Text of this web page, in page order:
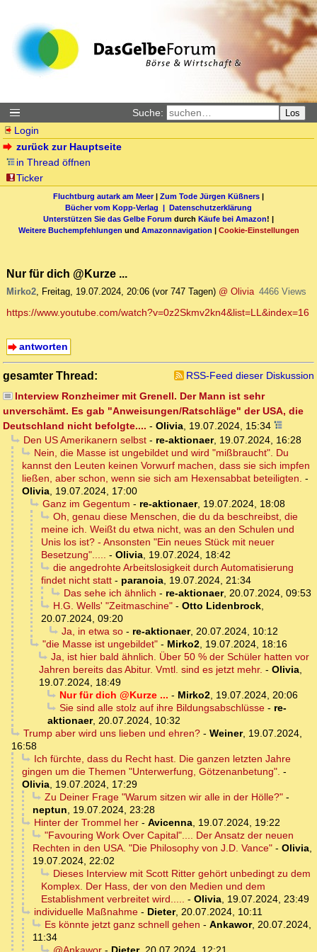
Suche: Los
Login
zurück zur Hauptseite
in Thread öffnen
Ticker
Fluchtburg autark am Meer| Zum Tode Jürgen Küßners |
Bücher vom Kopp-Verlag | Datenschutzerklärung
Unterstützen Sie das Gelbe Forum durch Käufe bei Amazon! |
Weitere Buchempfehlungen und Amazonnavigation | Cookie-Einstellungen
Nur für dich @Kurze ...
Mirko2, Freitag, 19.07.2024, 20:06 (vor 747 Tagen) @ Olivia 4466 Views
https://www.youtube.com/watch?v=0z2Skmv2kn4&list=LL&index=16
antworten
gesamter Thread:
RSS-Feed dieser Diskussion
Interview Ronzheimer mit Grenell. Der Mann ist sehr
unverschämt. Es gab "Anweisungen/Ratschläge" der USA, die
Deutschland nicht befolgte.... - Olivia, 19.07.2024, 15:34
Den US Amerikanern selbst- re-aktionaer, 19.07.2024, 16:28
Nein, die Masse ist ungebildet und wird "mißbraucht". Du
kannst den Leuten keinen Vorwurf machen, dass sie sich impfen
ließen, aber schon, wenn sie sich am Hexensabbat beteiligten. -
Olivia, 19.07.2024, 17:00
Ganz im Gegentum - re-aktionaer, 19.07.2024, 18:08
Oh, genau diese Menschen, die du da beschreibst, die
meine ich. Weißt du etwa nicht, was an den Schulen und
Unis los ist? - Ansonsten "Ein neues Stück mit neuer
Besetzung"..... - Olivia, 19.07.2024, 18:42
die angedrohte Arbeitslosigkeit durch Automatisierung
findet nicht statt - paranoia, 19.07.2024, 21:34
Das sehe ich ähnlich - re-aktionaer, 20.07.2024, 09:53
H.G. Wells' "Zeitmaschine"- Otto Lidenbrock,
20.07.2024, 09:20
Ja, in etwa so- re-aktionaer, 20.07.2024, 10:12
"die Masse ist ungebildet"- Mirko2, 19.07.2024, 18:16
Ja, ist hier bald ähnlich. Über 50 % der Schüler hatten vor
Jahren bereits das Abitur. Vmtl. sind es jetzt mehr. - Olivia,
19.07.2024, 18:49
Nur für dich @Kurze ... - Mirko2, 19.07.2024, 20:06
Sie sind alle stolz auf ihre Bildungsabschlüsse- re-
aktionaer, 20.07.2024, 10:32
Trump aber wird uns lieben und ehren?- Weiner, 19.07.2024,
16:58
Ich fürchte, dass du Recht hast. Die ganzen letzten Jahre
gingen um die Themen "Unterwerfung, Götzenanbetung". -
Olivia, 19.07.2024, 17:29
Zu Deiner Frage "Warum sitzen wir alle in der Hölle?"-
neptun, 19.07.2024, 23:28
Hinter der Trommel her- Avicenna, 19.07.2024, 19:22
"Favouring Work Over Capital".... Der Ansatz der neuen
Rechten in den USA. "Die Philosophy von J.D. Vance" - Olivia,
19.07.2024, 22:02
Dieses Interview mit Scott Ritter gehört unbedingt zu dem
Komplex. Der Hass, der von den Medien und dem
Establishment verbreitet wird..... - Olivia, 19.07.2024, 23:49
individuelle Maßnahme- Dieter, 20.07.2024, 10:11
Es könnte jetzt ganz schnell gehen - Ankawor, 20.07.2024,
11:34